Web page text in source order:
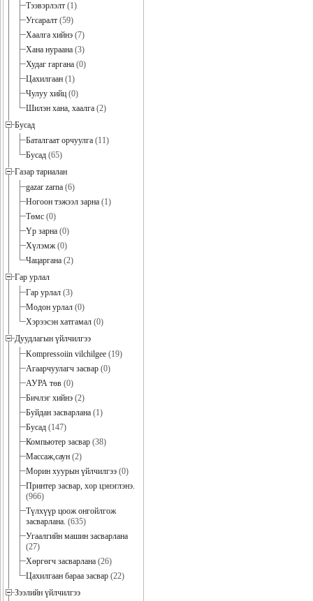
Тээвэрлэлт (1)
Угсаралт (59)
Хаалга хийнэ (7)
Хана нураана (3)
Худаг гаргана (0)
Цахилгаан (1)
Чулуу хийц (0)
Шилэн хана, хаалга (2)
Бусад
Баталгаат орчуулга (11)
Бусад (65)
Газар тариалан
gazar zarna (6)
Ногоон тэжээл зарна (1)
Төмс (0)
Үр зарна (0)
Хүлэмж(0)
Чацаргана (2)
Гар урлал
Гар урлал (3)
Модон урлал (0)
Хэрээсэн хатгамал (0)
Дуудлагын үйлчилгээ
Kompressoiin vilchilgee (19)
Агаарчуулагч засвар (0)
АУРА төв (0)
Бичлэг хийнэ (2)
Буйдан засварлана (1)
Бусад (147)
Компьютер засвар (38)
Массаж,саун (2)
Морин хуурын үйлчилгээ (0)
Принтер засвар, хор цэнэглэнэ.
(966)
Түлхүүр цоож онгойлгож
засварлана. (635)
Угаалгийн машин засварлана
(27)
Хөргөгч засварлана (26)
Цахилгаан бараа засвар (22)
Зээлийн үйлчилгээ